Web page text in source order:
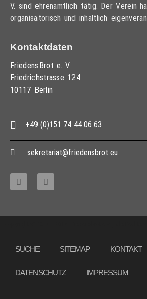
V. sind ehrenamtlich tätig. Der Verein
organisatorisch und inhaltlich
Kontaktdaten
FriedensBrot e. V.
Friedrichstrasse 124
10117 Berlin
+49 (0)151 74 44 06 63
sekretariat@friedensbrot.eu
SUCHE SITEMAP KONTAKT
DATENSCHUTZ IMPRESSUM